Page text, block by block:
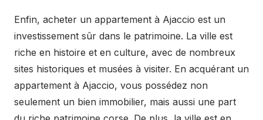
Enfin, acheter un appartement à Ajaccio est un
investissement sûr dans le patrimoine. La ville est
riche en histoire et en culture, avec de nombreux
sites historiques et musées à visiter. En acquérant un
appartement à Ajaccio, vous possédez non
seulement un bien immobilier, mais aussi une part